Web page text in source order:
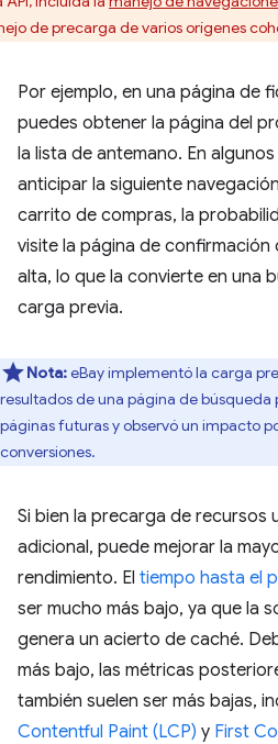
de precarga de varios orígenes
Por ejemplo, en una página de
puedes obtener la página del
la lista de antemano. En
anticipar la siguiente
carrito de compras, la
visite la página de confirmación
alta, lo que la convierte en una
carga previa.
Nota:eBay implementó la carga
resultados de una página de búsqueda
páginas futuras y observó un impacto
conversiones.
Si bien la precarga de recursos
adicional, puede mejorar la
rendimiento. El tiempo hasta el
ser mucho más bajo, ya que la
genera un acierto de caché.
más bajo, las métricas
también suelen ser más bajas,
Contentful Paint (LCP) y First